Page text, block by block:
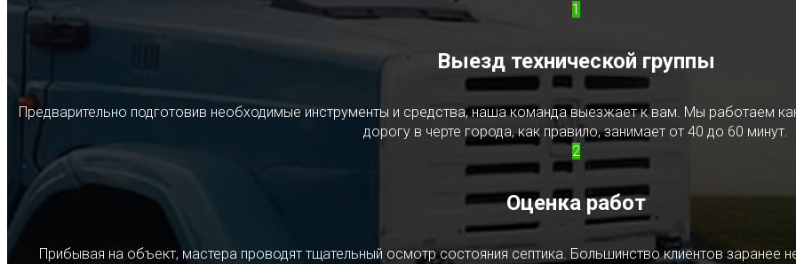
1
Выезд технической группы
Предварительно подготовив необходимые инструменты и средства, наша команда выезжает к вам. Мы работаем
дорогу в черте города, как правило, занимает от 40 до 60 минут.
2
Оценка работ
Прибывая на объект, мастера проводят тщательный осмотр состояния септика. Большинство клиентов заранее